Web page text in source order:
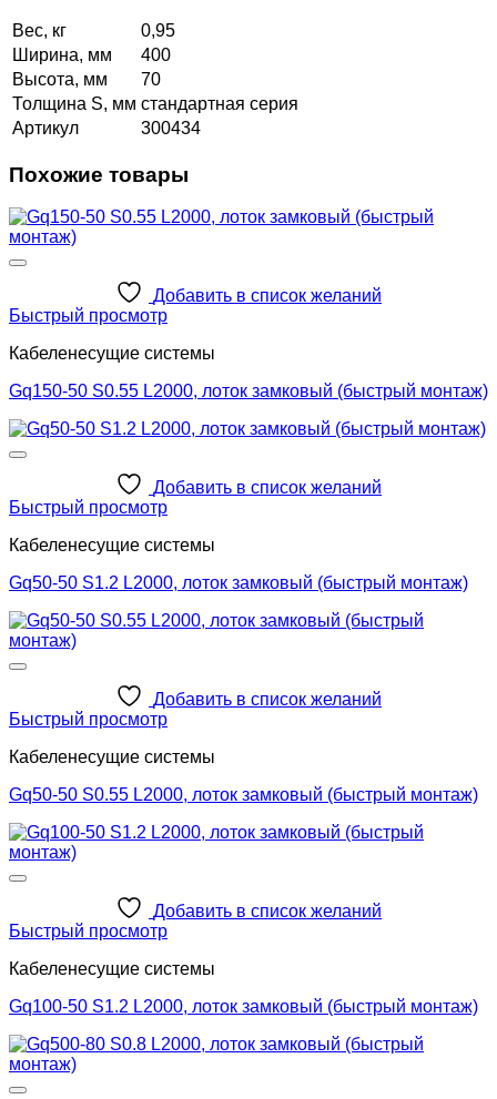
Вес, кг
0,95
Ширина, мм
400
Высота, мм
70
Толщина S, мм стандартная серия
Артикул
300434
Похожие товары
Добавить в список желаний
Быстрый просмотр
Кабеленесущие системы
Gq150-50 S0.55 L2000, лоток замковый (быстрый монтаж)
Добавить в список желаний
Быстрый просмотр
Кабеленесущие системы
Gq50-50 S1.2 L2000, лоток замковый (быстрый монтаж)
Добавить в список желаний
Быстрый просмотр
Кабеленесущие системы
Gq50-50 S0.55 L2000, лоток замковый (быстрый монтаж)
Добавить в список желаний
Быстрый просмотр
Кабеленесущие системы
Gq100-50 S1.2 L2000, лоток замковый (быстрый монтаж)